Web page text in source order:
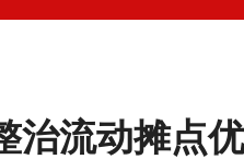
治流动摊点